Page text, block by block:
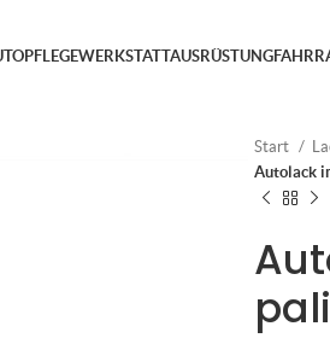
WERKSTATTAUSRÜSTUNG
Start
Autolack